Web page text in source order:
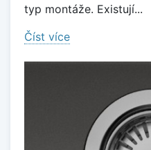
typ montáže. Existují...
Číst více